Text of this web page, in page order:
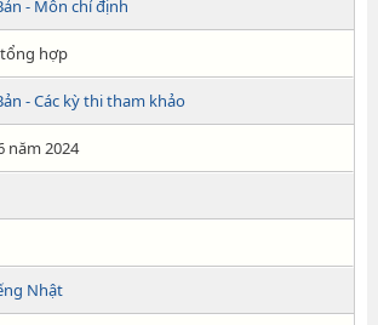
- Môn chỉ định
hợp
- Các kỳ thi tham khảo
năm 2024
Nhật